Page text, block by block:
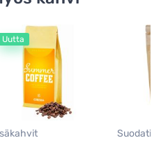
Uutta